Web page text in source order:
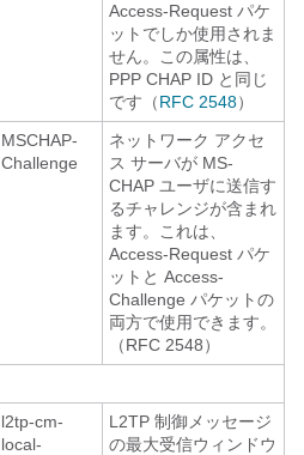
Access-Request パケ
ットでしか使用されま
せん。この属性は、
PPP CHAP ID と同じ
です（RFC 2548）
MSCHAP-
Challenge
ネットワーク アクセ
ス サーバが MS-
CHAP ユーザに送信す
るチャレンジが含まれ
ます。これは、
Access-Request パケ
ットと Access-
Challenge パケットの
両方で使用できます。
（RFC 2548）
l2tp-cm-
local-
L2TP 制御メッセージ
の最大受信ウィンドウ